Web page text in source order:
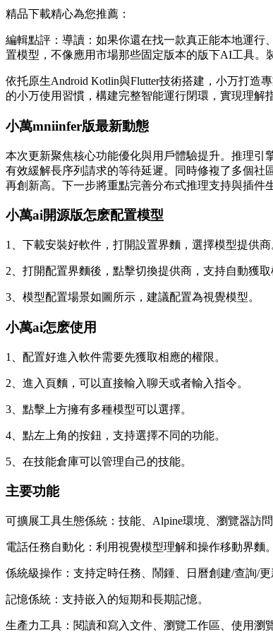
精品下載精心為您推薦：
編輯點評：導讀：如果你還在找一款真正能本地運行
置模型，不像應用市場那些固定版本的版下AI工具
依托原生Android Kotlin與Flutter技術搭建，小万打造
的小万使用習慣，構建完整智能運行閉環，實現理解
小萬mniinfer版最新動態
本次更新聚焦核心功能優化與用戶體驗提升。推理引
有效緩解長序列請求的等待延遲。同時修複了多個社
再創新高。下一步將重點完善分布式推理支持與插件
小萬ai開源版怎麽配置模型
1、下載安裝好軟件，打開設置界麵，選擇模型提供商
2、打開配置界麵後，點擊切換提供商，支持自動獲取
3、模型配置場景如圖所示，建議配置為視覺模型。
小萬ai怎麽使用
1、配置好進入軟件需要先獲取相應的權限。
2、進入頁麵，可以直接輸入聊天或者輸入指令。
3、點擊上方擁有多種模型可以選擇。
4、點左上角的按鈕，支持選擇不同的功能。
5、在技能倉庫可以管理自己的技能。
主要功能
可擴展工具生態係統：技能、Alpine環境、瀏覽器訪
電話任務自動化：利用視覺模型理解和操作移動界麵。
係統級操作：支持定時任務、鬧鍾、日曆創建/查詢/更
記憶係統：支持嵌入的短期和長期記憶。
生產力工具：閱讀和寫入文件、瀏覽工作區、使用瀏